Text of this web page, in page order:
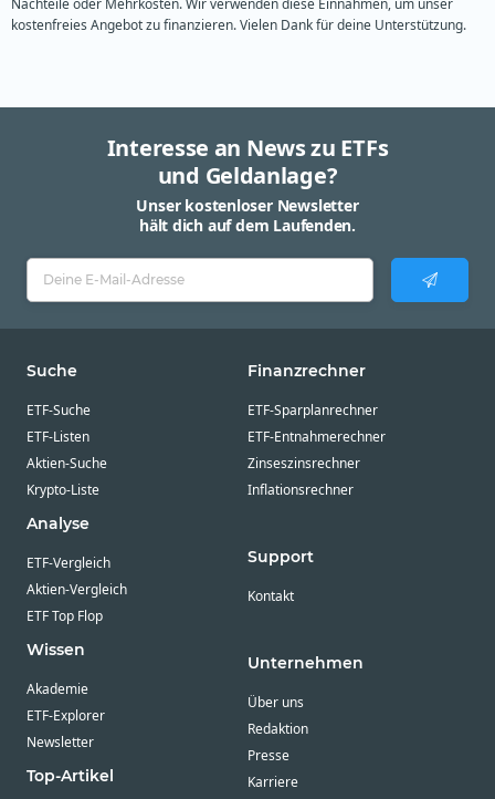
Nachteile oder Mehrkosten. Wir verwenden diese Einnahmen, um unser
kostenfreies Angebot zu finanzieren. Vielen Dank für deine Unterstützung.
Interesse an News zu ETFs
und Geldanlage?
Unser kostenloser Newsletter
hält dich auf dem Laufenden.
Suche
ETF-Suche
ETF-Listen
Aktien-Suche
Krypto-Liste
Analyse
ETF-Vergleich
Aktien-Vergleich
ETF Top Flop
Wissen
Akademie
ETF-Explorer
Newsletter
Top-Artikel
Finanzrechner
ETF-Sparplanrechner
ETF-Entnahmerechner
Zinseszinsrechner
Inflationsrechner
Support
Kontakt
Unternehmen
Über uns
Redaktion
Presse
Karriere